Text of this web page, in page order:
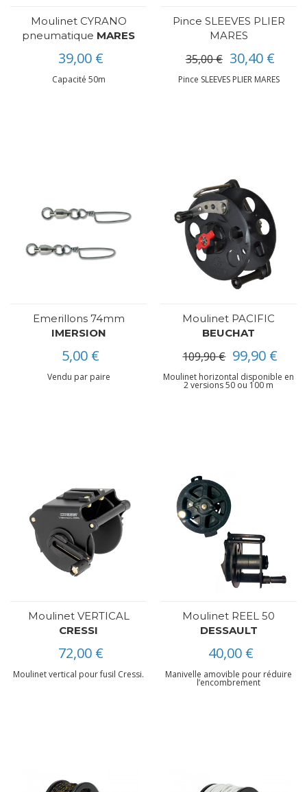
Moulinet CYRANO
pneumatique MARES
39,00 €
Capacité 50m
Pince SLEEVES PLIER
MARES
35,00 € 30,40 €
Pince SLEEVES PLIER MARES
Emerillons 74mm
IMERSION
5,00 €
Vendu par paire
Moulinet PACIFIC
BEUCHAT
109,90 € 99,90 €
Moulinet horizontal disponible en
2 versions 50 ou 100 m
Moulinet VERTICAL
CRESSI
72,00 €
Moulinet vertical pour fusil Cressi.
Moulinet REEL 50
DESSAULT
40,00 €
Manivelle amovible pour réduire
l’encombrement